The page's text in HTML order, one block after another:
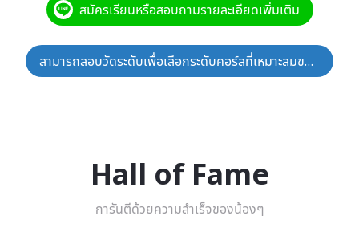
สมัครเรียนหรือสอบถามรายละเอียดเพิ่มเติม
สามารถสอบวัดระดับเพื่อเลือกระดับคอร์สที่เหมาะสมของตนเองได้ที่นี่
Hall of Fame
การันตีด้วยความสำเร็จของน้องๆ